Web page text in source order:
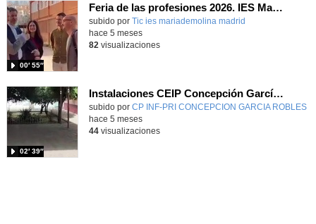
Feria de las profesiones 2026. IES María de Molina
subido por Tic ies mariademolina madrid
00′ 55″
hace 5 meses
82 visualizaciones
Instalaciones CEIP Concepción García Robles
subido por CP INF-PRI CONCEPCION GARCIA ROBLES
02′ 39″
-
hace 5 meses
44visualizaciones